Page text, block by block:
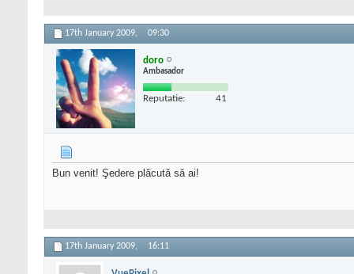
17th January 2009, 09:30
doro
Ambasador
Reputatie: 41
Bun venit! Şedere plăcută să ai!
17th January 2009, 16:11